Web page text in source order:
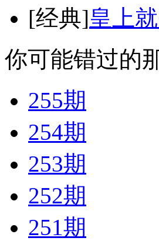
[经典]皇上
你可能错过的
255期
254期
253期
252期
251期